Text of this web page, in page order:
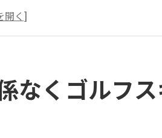
感
ブルなプログラム
ズヨンゴルフクラブの魅力
なくゴルフ